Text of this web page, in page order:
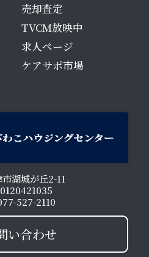
売却査定
TVCM放映中
求人ページ
ケアサポ市場
湖城が丘2-11
527-2110
い合わせ